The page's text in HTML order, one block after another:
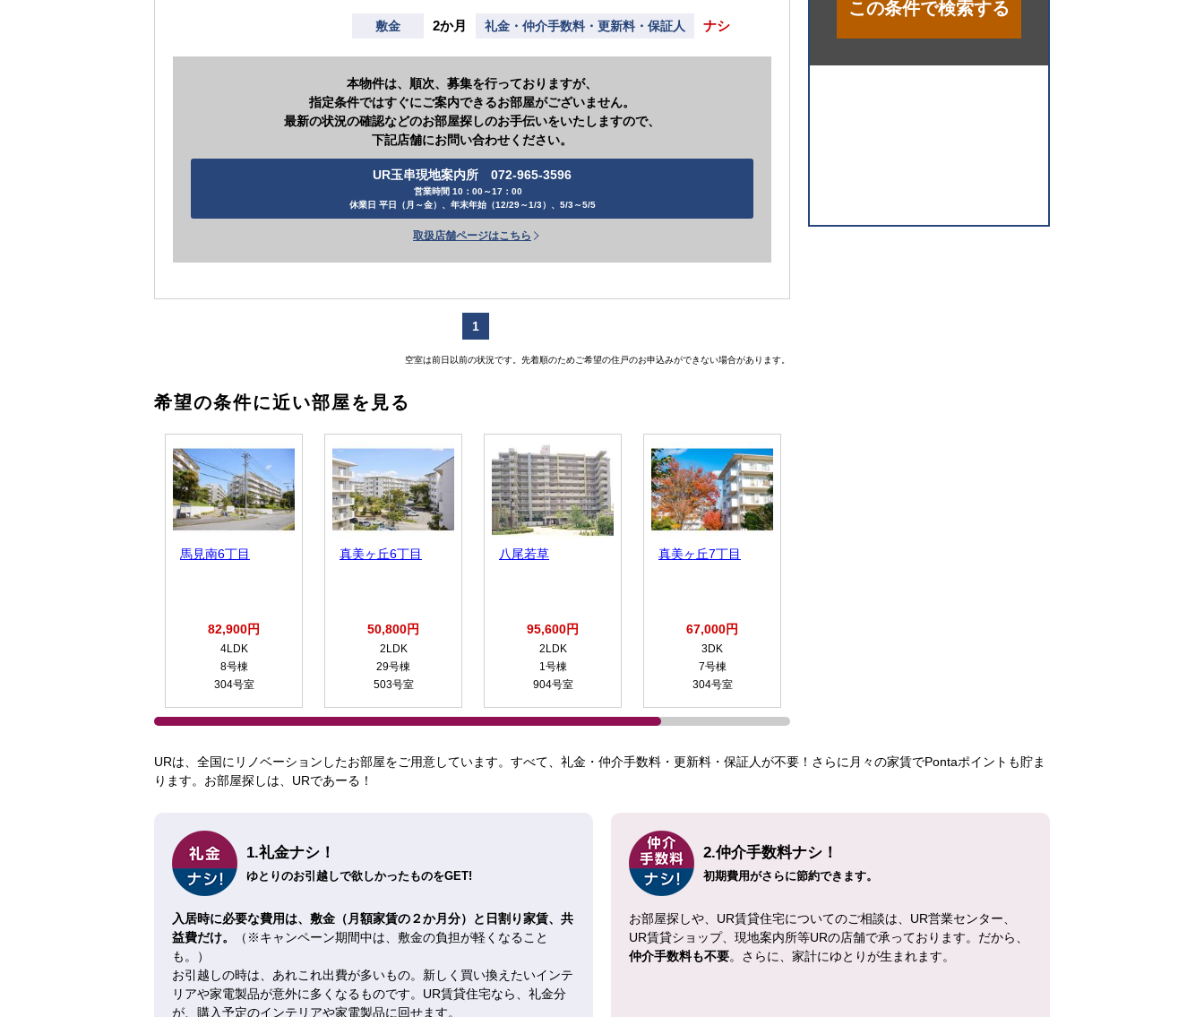
敷金 2か月 礼金・仲介手数料・更新料・保証人 ナシ
本物件は、順次、募集を行っておりますが、
指定条件ではすぐにご案内できるお部屋がございません。
最新の状況の確認などのお部屋探しのお手伝いをいたしますので、
下記店舗にお問い合わせください。
UR玉串現地案内所 072-965-3596
営業時間 10：00～17：00
休業日 平日（月～金）、年末年始（12/29～1/3）、5/3～5/5
取扱店舗ページはこちら
1
空室は前日以前の状況です。先着順のためご希望の住戸のお申込みができない場合があります。
この条件で検索する
希望の条件に近い部屋を見る
馬見南6丁目
82,900円
4LDK
8号棟
304号室
真美ヶ丘6丁目
50,800円
2LDK
29号棟
503号室
八尾若草
95,600円
2LDK
1号棟
904号室
真美ヶ丘7丁目
67,000円
3DK
7号棟
304号室
URは、全国にリノベーションしたお部屋をご用意しています。すべて、礼金・仲介手数料・更新料・保証人が不要！さらに月々の家賃でPontaポイントも貯ま
ります。お部屋探しは、URであーる！
1.礼金ナシ！
ゆとりのお引越しで欲しかったものをGET!
入居時に必要な費用は、敷金（月額家賃の２か月分）と日割り家賃、共
益費だけ。
（※キャンペーン期間中は、敷金の負担が軽くなること
も。）
お引越しの時は、あれこれ出費が多いもの。新しく買い換えたいインテ
リアや家電製品が意外に多くなるものです。UR賃貸住宅なら、礼金分
が、購入予定のインテリアや家電製品に回せます。
2.仲介手数料ナシ！
初期費用がさらに節約できます。
お部屋探しや、UR賃貸住宅についてのご相談は、UR営業センター、
UR賃貸ショップ、現地案内所等URの店舗で承っております。だから、
仲介手数料も不要。さらに、家計にゆとりが生まれます。